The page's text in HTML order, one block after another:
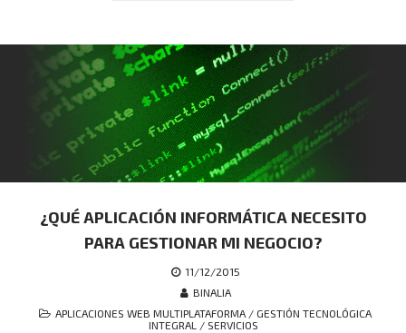
¿QUÉ APLICACIÓN INFORMÁTICA NECESITO
PARA GESTIONAR MI NEGOCIO?
11/12/2015
BINALIA
APLICACIONES WEB MULTIPLATAFORMA / GESTIÓN TECNOLÓGICA
INTEGRAL / SERVICIOS